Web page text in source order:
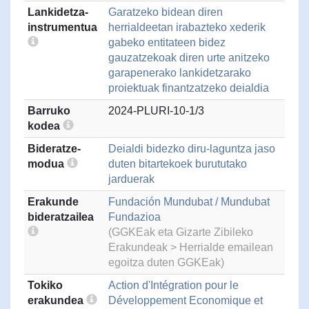
Lankidetza-
instrumentua
Garatzeko bidean diren
herrialdeetan irabazteko xederik
gabeko entitateen bidez
gauzatzekoak diren urte anitzeko
garapenerako lankidetzarako
proiektuak finantzatzeko deialdia
Barruko
kodea
2024-PLURI-10-1/3
Bideratze-
modua
Deialdi bidezko diru-laguntza jaso
duten bitartekoek burututako
jarduerak
Erakunde
bideratzailea
Fundación Mundubat / Mundubat
Fundazioa
(GGKEak eta Gizarte Zibileko
Erakundeak > Herrialde emailean
egoitza duten GGKEak)
Tokiko
erakundea
Action d'Intégration pour le
Développement Economique et